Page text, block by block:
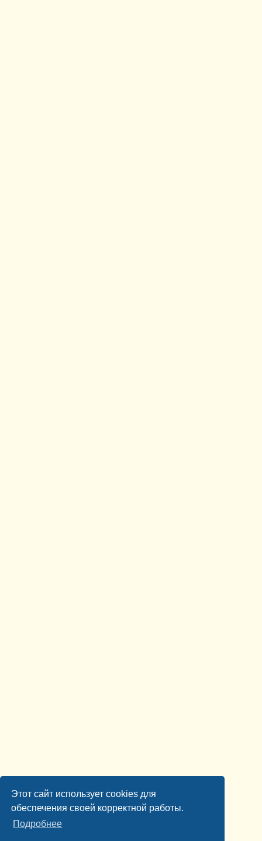
Этот сайт использует cookies для
обеспечения своей корректной работы.
Подробнее